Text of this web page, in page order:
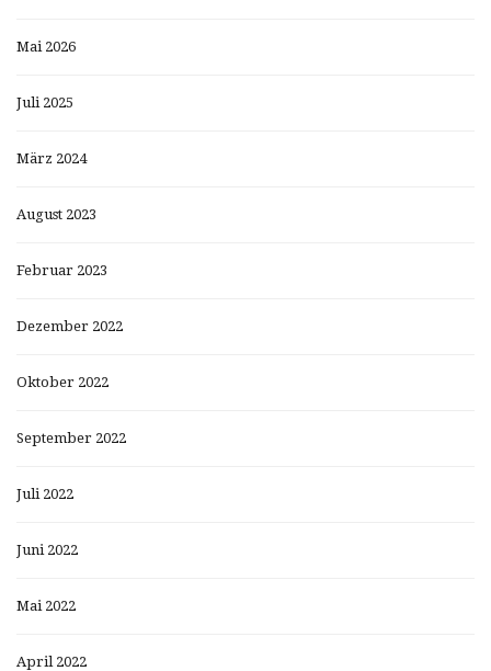
Mai 2026
Juli 2025
März 2024
August 2023
Februar 2023
Dezember 2022
Oktober 2022
September 2022
Juli 2022
Juni 2022
Mai 2022
April 2022